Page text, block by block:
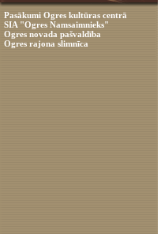
Pasākumi Ogres kultūras centrā
SIA "Ogres Namsaimnieks"
Ogres novada pašvaldība
Ogres rajona slimnīca